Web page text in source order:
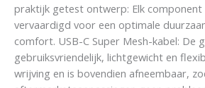
praktijk getest ontwerp: Elk component
vervaardigd voor een optimale
comfort. USB-C Super Mesh-kabel: De
gebruiksvriendelijk, lichtgewicht en
wrijving en is bovendien afneembaar,